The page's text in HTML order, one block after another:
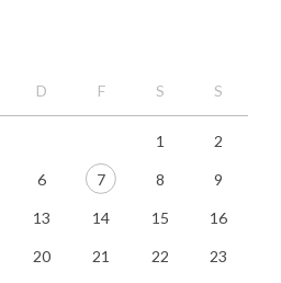
D F S S
1 2
6 7 8 9
13 14 15 16
20 21 22 23